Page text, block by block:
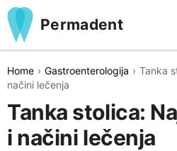
Permadent
Home Gastroenterologija
Tanka
načini lečenja
Tanka stolica:
i načini lečenja